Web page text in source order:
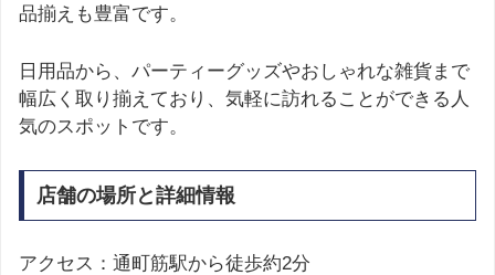
品揃えも豊富です。
日用品から、パーティーグッズやおしゃれな雑貨まで
幅広く取り揃えており、気軽に訪れることができる人
気のスポットです。
店舗の場所と詳細情報
アクセス：通町筋駅から徒歩約2分